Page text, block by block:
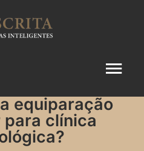
equiparação
clínica